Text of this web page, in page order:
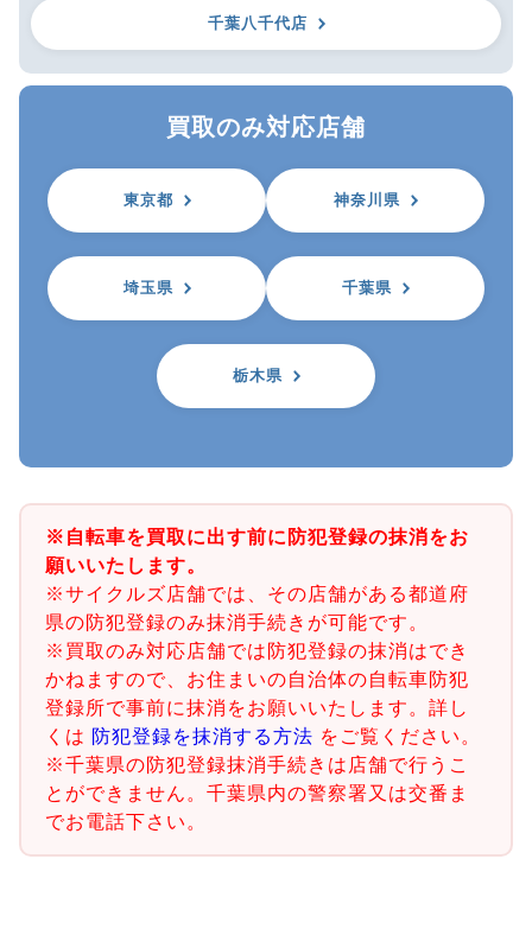
千葉八千代店
買取のみ対応店舗
東京都 神奈川県
埼玉県 千葉県
栃木県
※自転車を買取に出す前に防犯登録の抹消をお
願いいたします。
※サイクルズ店舗では、その店舗がある都道府
県の防犯登録のみ抹消手続きが可能です。
※買取のみ対応店舗では防犯登録の抹消はでき
かねますので、お住まいの自治体の自転車防犯
登録所で事前に抹消をお願いいたします。詳し
くは 防犯登録を抹消する方法 をご覧ください。
※千葉県の防犯登録抹消手続きは店舗で行うこ
とができません。千葉県内の警察署又は交番ま
でお電話下さい。